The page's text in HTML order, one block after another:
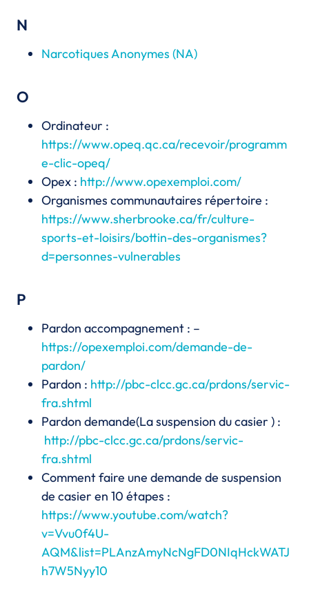
N
Narcotiques Anonymes (NA)
O
Ordinateur :
https://www.opeq.qc.ca/recevoir/programm
e-clic-opeq/
Opex : http://www.opexemploi.com/
Organismes communautaires répertoire :
https://www.sherbrooke.ca/fr/culture-
sports-et-loisirs/bottin-des-organismes?
d=personnes-vulnerables
P
Pardon accompagnement : –
https://opexemploi.com/demande-de-
pardon/
Pardon : http://pbc-clcc.gc.ca/prdons/servic-
fra.shtml
Pardon demande(La suspension du casier ) :
http://pbc-clcc.gc.ca/prdons/servic-
fra.shtml
Comment faire une demande de suspension
de casier en 10 étapes :
https://www.youtube.com/watch?
v=Vvu0f4U-
AQM&list=PLAnzAmyNcNgFD0NIqHckWATJ
h7W5Nyy10